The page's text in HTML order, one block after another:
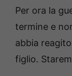
Per ora la
termine e
abbia
figlio.